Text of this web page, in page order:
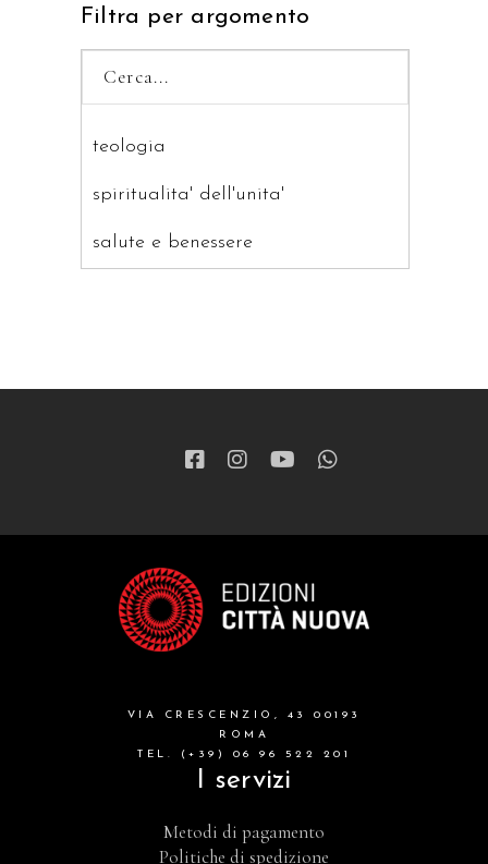
Filtra per argomento
teologia
spiritualita' dell'unita'
salute e benessere
patristica
formazione cristiana e liturgia
catalogo storico
attualita'
VIA CRESCENZIO, 43 00193
ROMA
TEL. (+39) 06 96 522 201
I servizi
Metodi di pagamento
Politiche di spedizione